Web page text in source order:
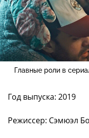
Главные роли в
Год выпуска: 2019
Режиссер: Сэмюэл